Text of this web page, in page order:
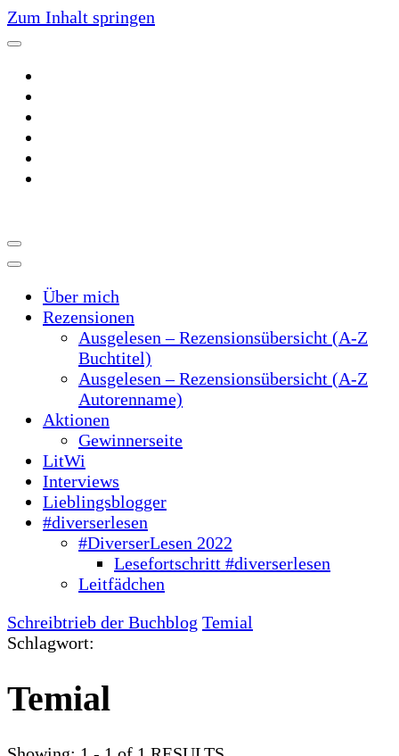
Zum Inhalt springen
~Schreibtrieb~
Über mich
Rezensionen
Ausgelesen – Rezensionsübersicht (A-Z
Buchtitel)
Ausgelesen – Rezensionsübersicht (A-Z
Autorenname)
Aktionen
Gewinnerseite
LitWi
Interviews
Lieblingsblogger
#diverserlesen
#DiverserLesen 2022
Lesefortschritt #diverserlesen
Leitfädchen
Schreibtrieb der Buchblog Temial
Schlagwort:
Temial